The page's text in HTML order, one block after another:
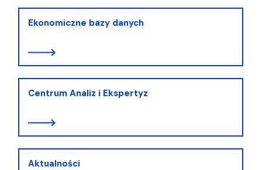
Ekonomiczne bazy danych
Centrum Analiz i Ekspertyz
Aktualności